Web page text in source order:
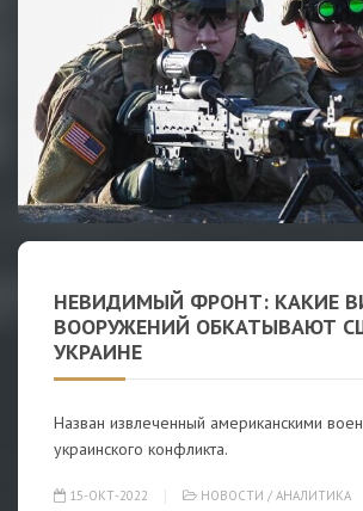
НЕВИДИМЫЙ ФРОНТ: КАКИЕ
ВООРУЖЕНИЙ ОБКАТЫВАЮТ
УКРАИНЕ
Назван извлеченный американскими
украинского конфликта.
15-ОКТ-2022 НОВОСТИ / АНАЛИТИКА